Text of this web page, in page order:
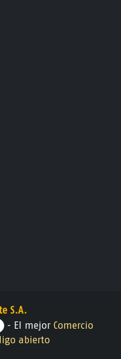
S.A.
- El mejorComercio
abierto